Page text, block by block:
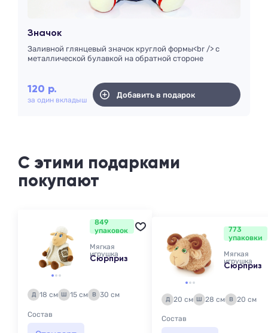
Значок
Заливной глянцевый значок круглой формы<br /> с
металлической булавкой на обратной стороне
120 р.
за один вкладыш
Добавить в подарок
С этими подарками
покупают
849
упаковок
Мягкая
игрушка
Сюрприз
Д 18 см Ш 15 см В 30 см
Состав
773
упаковки
Мягкая
игрушка
Сюрприз
Д 20 см Ш 28 см В 20 см
Состав